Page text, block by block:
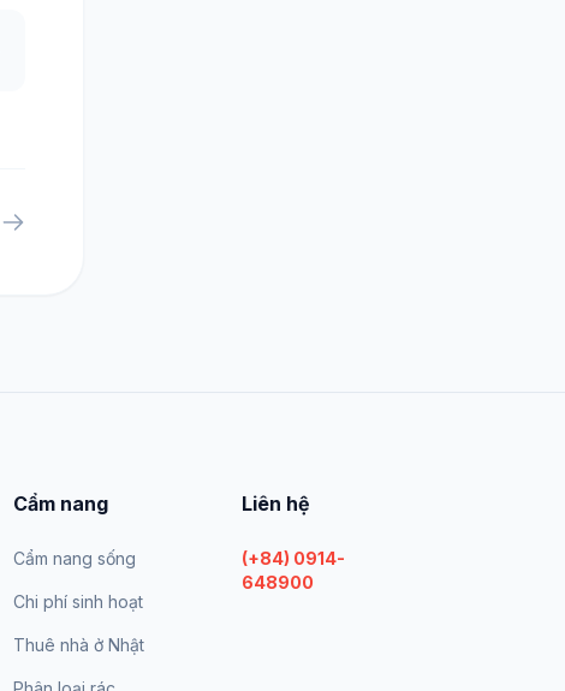
Cẩm nang
Cẩm nang sống
Chi phí sinh hoạt
Thuê nhà ở Nhật
Liên hệ
(+84) 0914-
648900